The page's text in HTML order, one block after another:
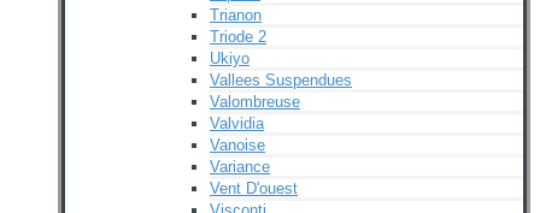
Trianon
Triode 2
Ukiyo
Vallees Suspendues
Valombreuse
Valvidia
Vanoise
Variance
Vent D'ouest